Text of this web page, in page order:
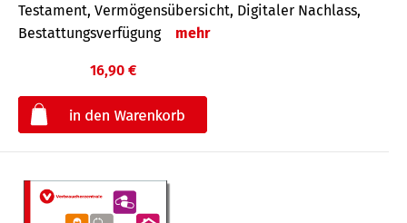
Testament, Vermögens­übersicht, Digitaler Nach­lass,
Bestat­tungs­ver­fügung
mehr
16,90 €